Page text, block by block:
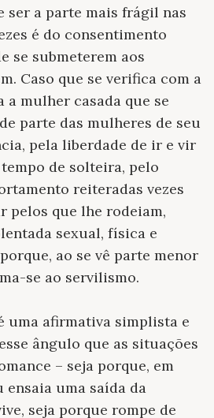
ser a parte mais frágil nas
é do consentimento
se submeterem aos
Caso que se verifica com a
a mulher casada que se
parte das mulheres de seu
pela liberdade de ir e vir
de solteira, pelo
reiteradas vezes
pelos que lhe rodeiam,
sexual, física e
ao se vê parte menor
se ao servilismo.
uma afirmativa simplista e
ângulo que as situações
– seja porque, em
ensaia uma saída da
seja porque rompe de